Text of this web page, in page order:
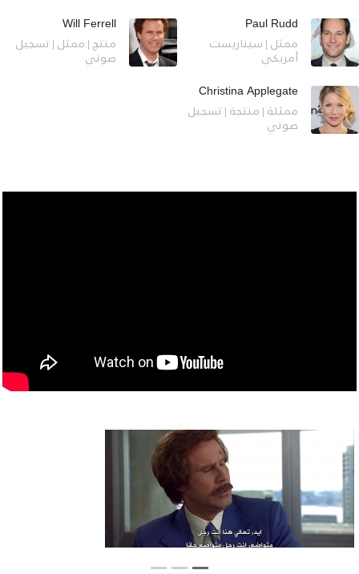
Paul Rudd
ممثل | سيناريست
أمريكي
Will Ferrell
منتج | ممثل | تسجيل
صوتي
Christina Applegate
ممثلة | منتجة | تسجيل
صوتي